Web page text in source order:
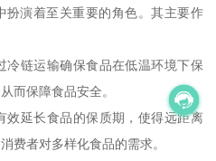
扮演着至关重要的角色。其主要作
冷链运输确保食品在低温环境下保
而保障食品安全。
效延长食品的保质期，使得远距离
费者对多样化食品的需求。